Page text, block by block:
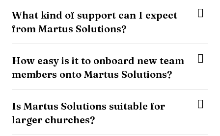
What kind of support can I expect
from Martus Solutions?
How easy is it to onboard new team
members onto Martus Solutions?
Is Martus Solutions suitable for
larger churches?